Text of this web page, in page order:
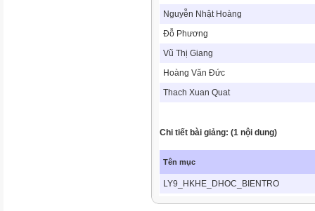
Nguyễn Nhật Hoàng
Đỗ Phương
Vũ Thị Giang
Hoàng Văn Đức
Thach Xuan Quat
Chi tiết bài giảng: (1 nội dung)
Tên mục
LY9_HKHE_DHOC_BIENTRO